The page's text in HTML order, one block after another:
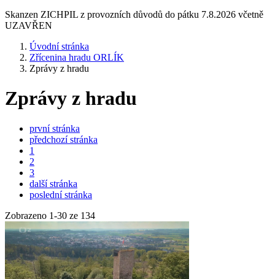
Skanzen ZICHPIL z provozních důvodů do pátku 7.8.2026 včetně
UZAVŘEN
Úvodní stránka
Zřícenina hradu ORLÍK
Zprávy z hradu
Zprávy z hradu
první stránka
předchozí stránka
1
2
3
další stránka
poslední stránka
Zobrazeno 1-30 ze 134